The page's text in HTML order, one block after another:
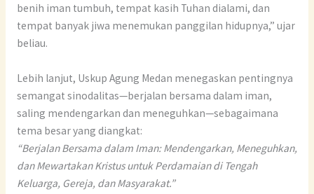
benih iman tumbuh, tempat kasih Tuhan dialami, dan
tempat banyak jiwa menemukan panggilan hidupnya,” ujar
beliau.
Lebih lanjut, Uskup Agung Medan menegaskan pentingnya
semangat sinodalitas—berjalan bersama dalam iman,
saling mendengarkan dan meneguhkan—sebagaimana
tema besar yang diangkat:
“Berjalan Bersama dalam Iman: Mendengarkan, Meneguhkan,
dan Mewartakan Kristus untuk Perdamaian di Tengah
Keluarga, Gereja, dan Masyarakat.”